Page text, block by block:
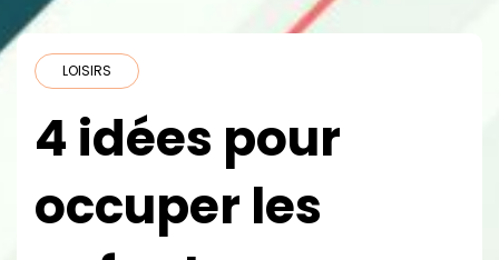
LOISIRS
4 idées pour
occuper les